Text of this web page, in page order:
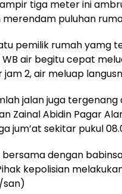
tiga meter ini
puluhan
pemilik rumah yamg
air begitu cepat
2, air meluap
jalan juga
Zainal Abidin Pagar
jum’at sekitar pukul
bersama dengan
kepolisian
san)